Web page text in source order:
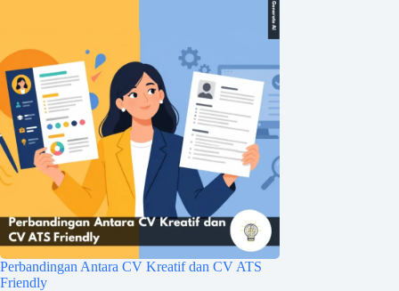
Perbandingan Antara CV Kreatif dan CV ATS
Friendly